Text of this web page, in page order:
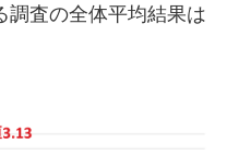
調査の全体平均結果は